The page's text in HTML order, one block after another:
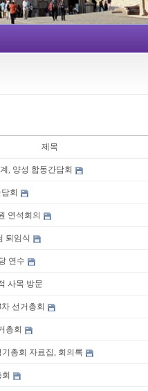
제목
, 양성 합동간담회
회
연석회의
퇴임식
연수
사목 방문
선거총회
총회
기총회 자료집, 회의록